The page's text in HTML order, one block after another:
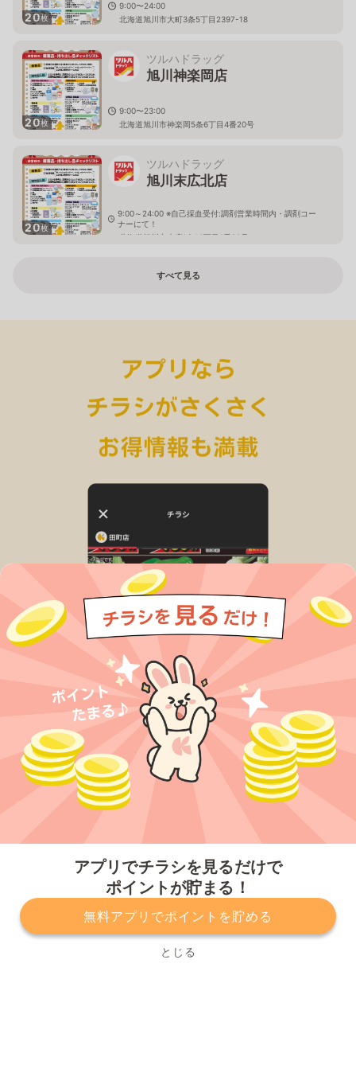
アプリでチラシを見るだけで
ポイントが貯まる！
無料アプリでポイントを貯める
とじる
20枚
9:00〜24:00
北海道旭川市大町3条5丁目2397-18
20枚
ツルハドラッグ
旭川神楽岡店
9:00〜23:00
北海道旭川市神楽岡5条6丁目4番20号
20枚
ツルハドラッグ
旭川末広北店
9:00～24:00 ※自己採血受付:調剤営業時間内・調剤コー
ナーにて！
北海道旭川市末広1条10丁目1番20号
すべて見る
プライバシーポリシー 利用規約
運営会社
サービスに関してのお問い合わせ